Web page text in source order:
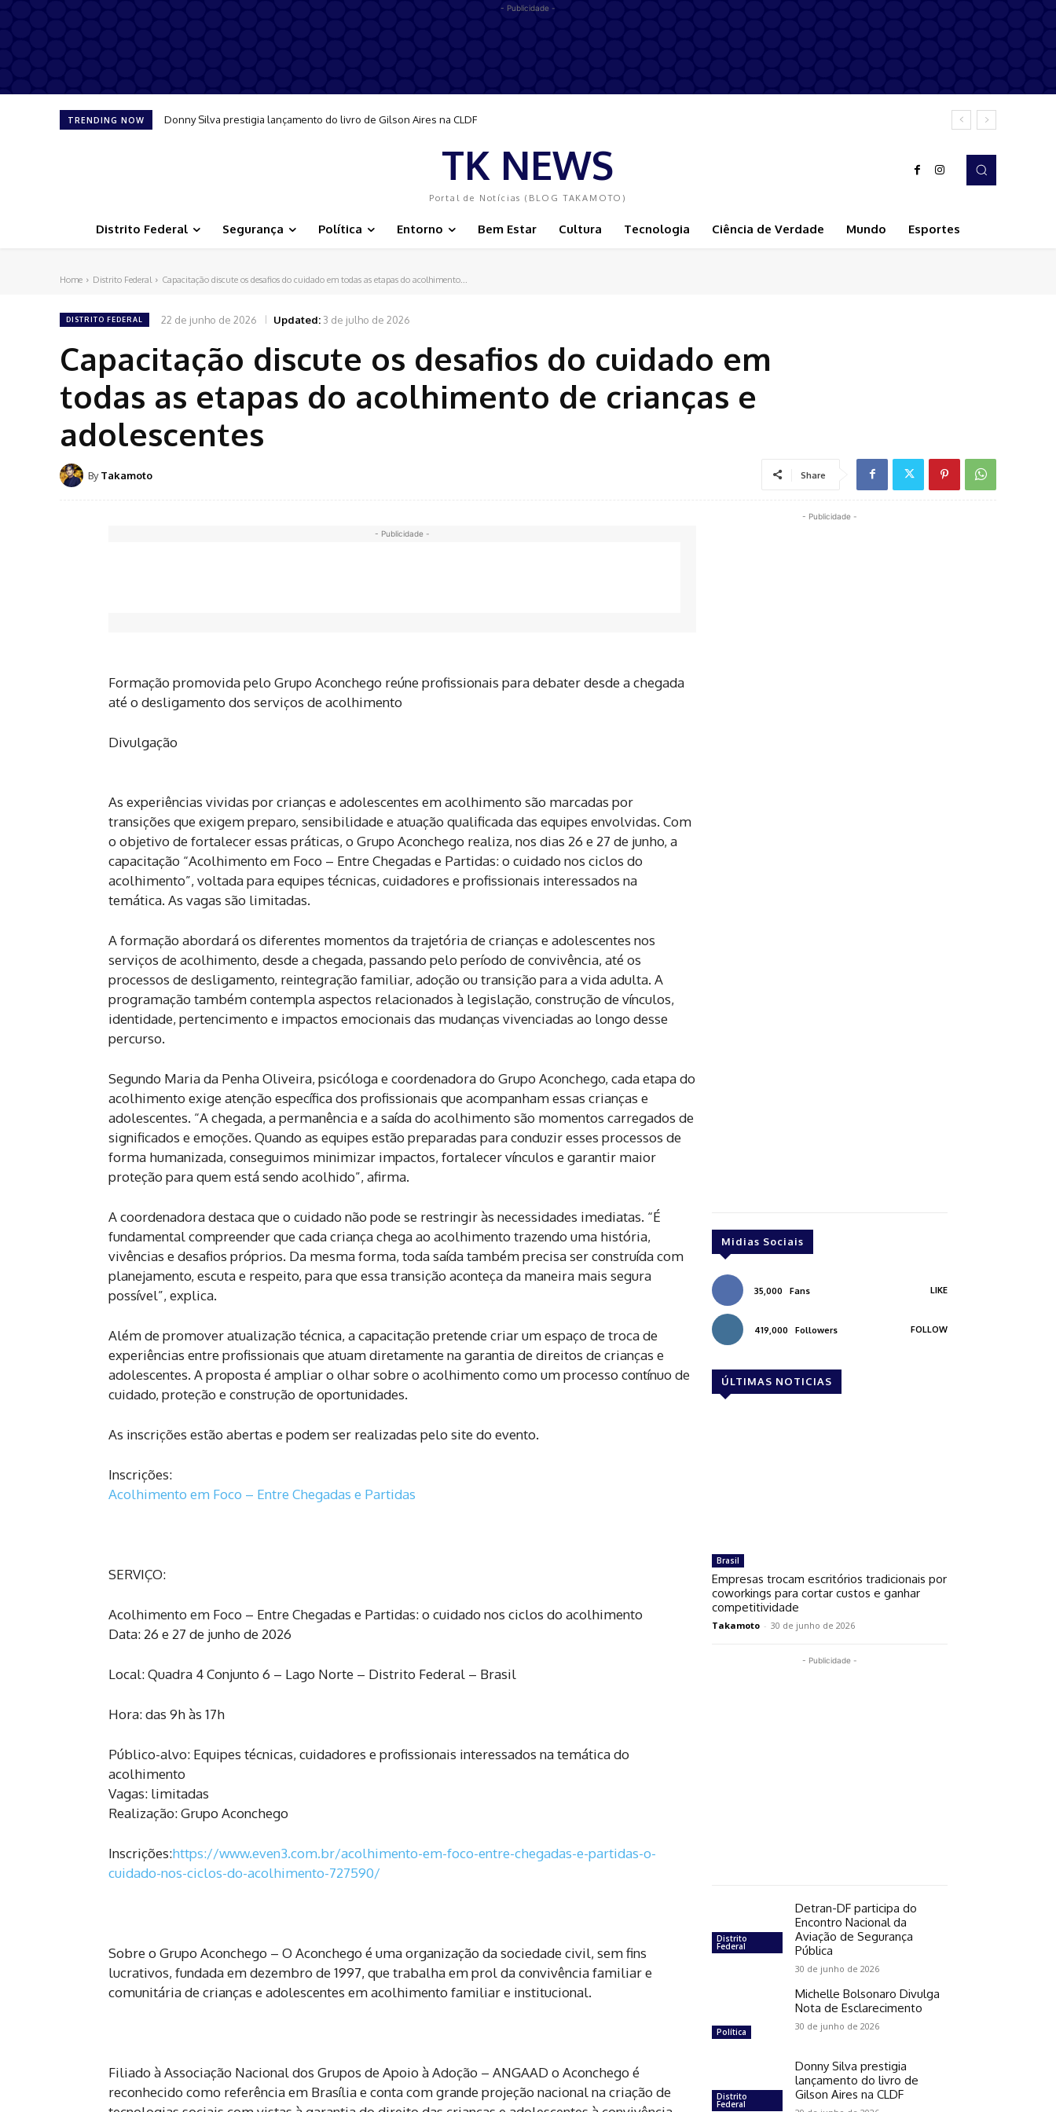
- Publicidade -
TRENDING NOW Donny Silva prestigia lançamento do livro de Gilson Aires na CLDF
TK NEWS
Portal de Notícias (BLOG TAKAMOTO)
Distrito Federal Segurança Política Entorno Bem Estar Cultura Tecnologia Ciência de Verdade Mundo Esportes
Home Distrito Federal Capacitação discute os desafios do cuidado em todas as etapas do acolhimento...
DISTRITO FEDERAL 22 de junho de 2026 Updated: 3 de julho de 2026
Capacitação discute os desafios do cuidado em
todas as etapas do acolhimento de crianças e
adolescentes
By Takamoto Share
- Publicidade -
Formação promovida pelo Grupo Aconchego reúne profissionais para debater desde a chegada
até o desligamento dos serviços de acolhimento
Divulgação
As experiências vividas por crianças e adolescentes em acolhimento são marcadas por
transições que exigem preparo, sensibilidade e atuação qualificada das equipes envolvidas. Com
o objetivo de fortalecer essas práticas, o Grupo Aconchego realiza, nos dias 26 e 27 de junho, a
capacitação “Acolhimento em Foco – Entre Chegadas e Partidas: o cuidado nos ciclos do
acolhimento”, voltada para equipes técnicas, cuidadores e profissionais interessados na
temática. As vagas são limitadas.
A formação abordará os diferentes momentos da trajetória de crianças e adolescentes nos
serviços de acolhimento, desde a chegada, passando pelo período de convivência, até os
processos de desligamento, reintegração familiar, adoção ou transição para a vida adulta. A
programação também contempla aspectos relacionados à legislação, construção de vínculos,
identidade, pertencimento e impactos emocionais das mudanças vivenciadas ao longo desse
percurso.
Segundo Maria da Penha Oliveira, psicóloga e coordenadora do Grupo Aconchego, cada etapa do
acolhimento exige atenção específica dos profissionais que acompanham essas crianças e
adolescentes. “A chegada, a permanência e a saída do acolhimento são momentos carregados de
significados e emoções. Quando as equipes estão preparadas para conduzir esses processos de
forma humanizada, conseguimos minimizar impactos, fortalecer vínculos e garantir maior
proteção para quem está sendo acolhido”, afirma.
A coordenadora destaca que o cuidado não pode se restringir às necessidades imediatas. “É
fundamental compreender que cada criança chega ao acolhimento trazendo uma história,
vivências e desafios próprios. Da mesma forma, toda saída também precisa ser construída com
planejamento, escuta e respeito, para que essa transição aconteça da maneira mais segura
possível”, explica.
Além de promover atualização técnica, a capacitação pretende criar um espaço de troca de
experiências entre profissionais que atuam diretamente na garantia de direitos de crianças e
adolescentes. A proposta é ampliar o olhar sobre o acolhimento como um processo contínuo de
cuidado, proteção e construção de oportunidades.
As inscrições estão abertas e podem ser realizadas pelo site do evento.
Inscrições:
Acolhimento em Foco – Entre Chegadas e Partidas
SERVIÇO:
Acolhimento em Foco – Entre Chegadas e Partidas: o cuidado nos ciclos do acolhimento
Data: 26 e 27 de junho de 2026
Local: Quadra 4 Conjunto 6 – Lago Norte – Distrito Federal – Brasil
Hora: das 9h às 17h
Público-alvo: Equipes técnicas, cuidadores e profissionais interessados na temática do
acolhimento
Vagas: limitadas
Realização: Grupo Aconchego
Inscrições:https://www.even3.com.br/acolhimento-em-foco-entre-chegadas-e-partidas-o-
cuidado-nos-ciclos-do-acolhimento-727590/
Sobre o Grupo Aconchego – O Aconchego é uma organização da sociedade civil, sem fins
lucrativos, fundada em dezembro de 1997, que trabalha em prol da convivência familiar e
comunitária de crianças e adolescentes em acolhimento familiar e institucional.
Filiado à Associação Nacional dos Grupos de Apoio à Adoção – ANGAAD o Aconchego é
reconhecido como referência em Brasília e conta com grande projeção nacional na criação de
- Publicidade -
Midias Sociais
35,000 Fans LIKE
419,000 Followers FOLLOW
ÚLTIMAS NOTICIAS
Brasil
Empresas trocam escritórios tradicionais por
coworkings para cortar custos e ganhar
competitividade
Takamoto - 30 de junho de 2026
- Publicidade -
Distrito
Federal
Detran-DF participa do
Encontro Nacional da
Aviação de Segurança
Pública
30 de junho de 2026
Política
Michelle Bolsonaro Divulga
Nota de Esclarecimento
30 de junho de 2026
Distrito
Federal
Donny Silva prestigia
lançamento do livro de
Gilson Aires na CLDF